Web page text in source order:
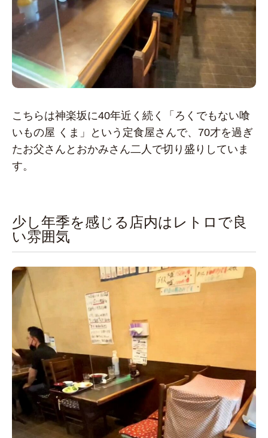
こちらは神楽坂に40年近く続く「ろくでもない喰
いもの屋 くま」という定食屋さんで、70才を過ぎ
たお父さんとおかみさん二人で切り盛りしていま
す。
少し年季を感じる店内はレトロで良
い雰囲気